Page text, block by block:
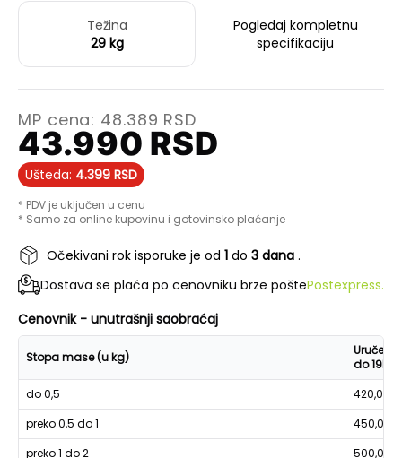
Težina
29 kg
Pogledaj kompletnu
specifikaciju
MP cena: 48.389 RSD
43.990 RSD
Ušteda: 4.399 RSD
* PDV je uključen u cenu
* Samo za online kupovinu i gotovinsko plaćanje
Očekivani rok isporuke je od 1 do 3 dana .
Dostava se plaća po cenovniku brze poštePostexpress.
Cenovnik - unutrašnji saobraćaj
Stopa mase (u kg)
Uručenje
do 19h
do 0,5
420,00
preko 0,5 do 1
450,00
preko 1 do 2
500,00